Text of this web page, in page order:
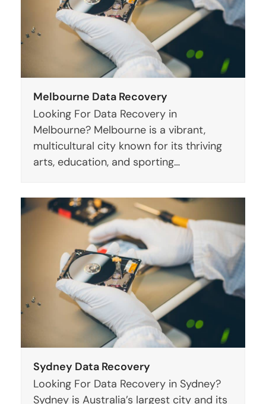
Melbourne Data Recovery
Looking For Data Recovery in
Melbourne? Melbourne is a vibrant,
multicultural city known for its thriving
arts, education, and sporting…
Sydney Data Recovery
Looking For Data Recovery in Sydney?
Sydney is Australia’s largest city and its